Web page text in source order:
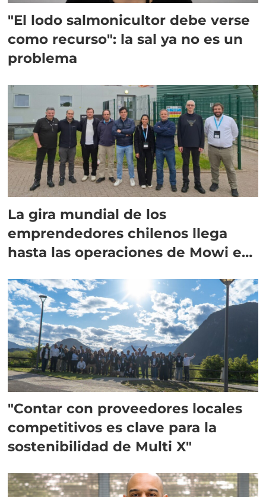
"El lodo salmonicultor debe verse
como recurso": la sal ya no es un
problema
La gira mundial de los
emprendedores chilenos llega
hasta las operaciones de Mowi en
"Contar con proveedores locales
competitivos es clave para la
sostenibilidad de Multi X"